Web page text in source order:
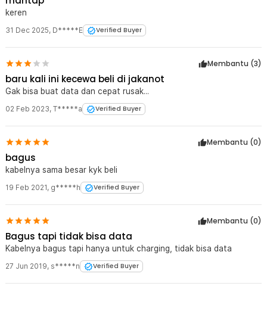
keren
31 Dec 2025, D*****E Verified Buyer
Membantu (3)
baru kali ini kecewa beli di jakanot
Gak bisa buat data dan cepat rusak...
02 Feb 2023, T*****a Verified Buyer
Membantu (0)
bagus
kabelnya sama besar kyk beli
19 Feb 2021, g*****h Verified Buyer
Membantu (0)
Bagus tapi tidak bisa data
Kabelnya bagus tapi hanya untuk charging, tidak bisa data
27 Jun 2019, s*****n Verified Buyer